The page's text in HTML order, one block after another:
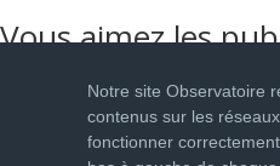
Notre site Observatoire
contenus sur les
fonctionner
Vous aimez les
Suivez nous sur Facebook !
Suivez nous sur Twitter !